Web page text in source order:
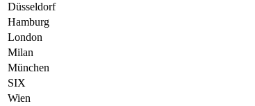
Düsseldorf
Hamburg
London
Milan
München
SIX
Wien